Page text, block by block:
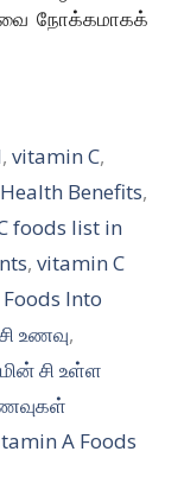
நோக்கமாகக்
,vitamin C,
Benefits,
foods list in
, vitamin C
Into
உணவு,
சி உள்ள
A Foods